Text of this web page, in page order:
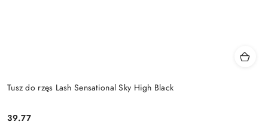
Tusz do rzęs Lash Sensational Sky High Black
39.77